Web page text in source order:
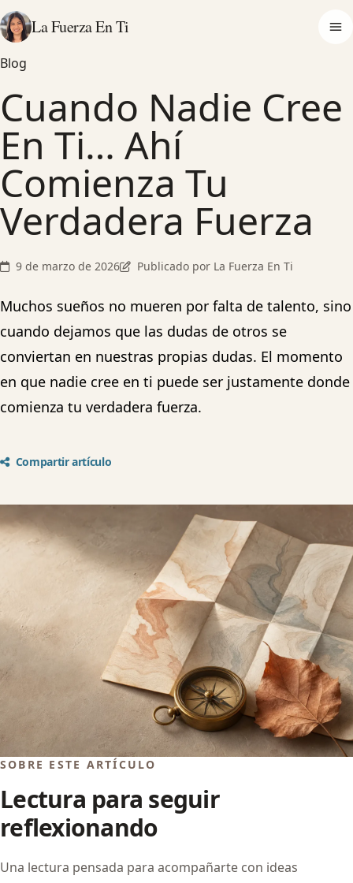
La Fuerza En Ti
Blog
Cuando Nadie Cree
En Ti… Ahí
Comienza Tu
Verdadera Fuerza
9 de marzo de 2026 Publicado por La Fuerza En Ti
Muchos sueños no mueren por falta de talento, sino
cuando dejamos que las dudas de otros se
conviertan en nuestras propias dudas. El momento
en que nadie cree en ti puede ser justamente donde
comienza tu verdadera fuerza.
Compartir artículo
SOBRE ESTE ARTÍCULO
Lectura para seguir
reflexionando
Una lectura pensada para acompañarte con ideas